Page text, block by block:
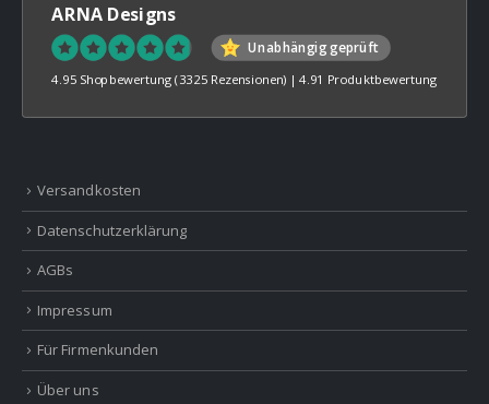
ARNA Designs
Unabhängig geprüft
4.95 Shopbewertung (3325 Rezensionen) |4.91 Produktbewertung
Versandkosten
Datenschutzerklärung
AGBs
Impressum
Für Firmenkunden
Über uns